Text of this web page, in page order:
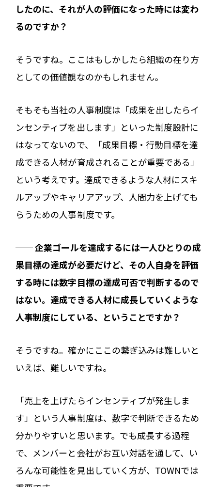
したのに、それが人の評価になった時には変わ
るのですか？
そうですね。ここはもしかしたら組織の在り方
としての価値観なのかもしれません。
そもそも当社の人事制度は「成果を出したらイ
ンセンティブを出します」といった制度設計に
はなってないので、「成果目標・行動目標を達
成できる人材が育成されることが重要である」
という考えです。達成できるような人材にスキ
ルアップやキャリアアップ、人間力を上げても
らうための人事制度です。
── 企業ゴールを達成するには一人ひとりの成
果目標の達成が必要だけど、その人自身を評価
する時には数字目標の達成可否で判断するので
はない。達成できる人材に成長していくような
人事制度にしている、ということですか？
そうですね。確かにここの繋ぎ込みは難しいと
いえば、難しいですね。
「売上を上げたらインセンティブが発生しま
す」という人事制度は、数字で判断できるため
分かりやすいと思います。でも成長する過程
で、メンバーと会社がお互い対話を通して、い
ろんな可能性を見出していく方が、TOWNでは